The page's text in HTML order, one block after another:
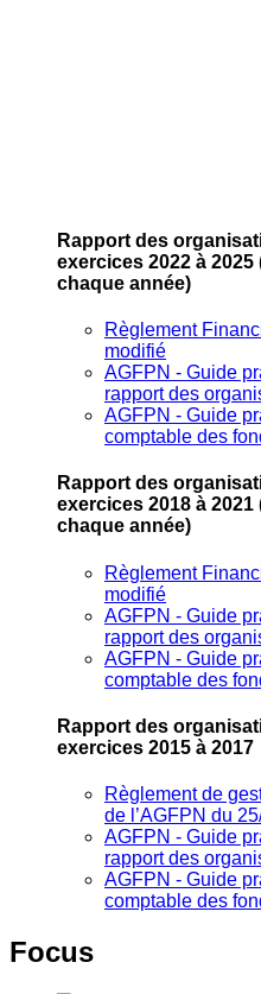
Rapport des
exercices 2022 à 2025
chaque année)
Règlement
modifié
AGFPN ‐ Guide
rapport des
AGFPN ‐ Guide
comptable des
Rapport des
exercices 2018 à 2021
chaque année)
Règlement
modifié
AGFPN ‐ Guide
rapport des
AGFPN ‐ Guide
comptable des
Rapport des
exercices 2015 à 2017
Règlement de
de l’AGFPN du
AGFPN ‐ Guide
rapport des
AGFPN ‐ Guide
comptable des
Focus